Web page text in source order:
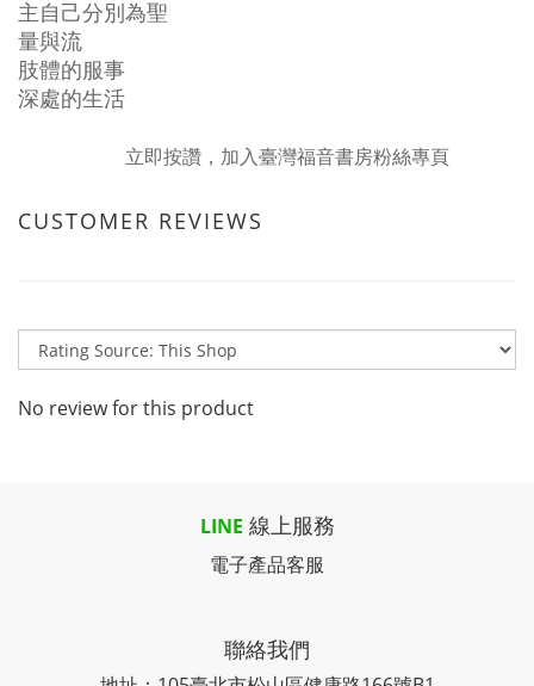
主自己分別為聖
量與流
肢體的服事
深處的生活
立即按讚，加入臺灣福音書房粉絲專頁
CUSTOMER REVIEWS
No review for this product
LINE 線上服務
電子產品客服
聯絡我們